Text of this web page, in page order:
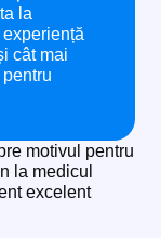
la
cât mai
pentru
motivul pentru
la medicul
excelent